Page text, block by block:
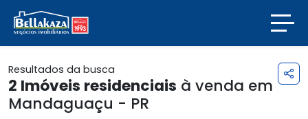
Resultados da busca
2 Imóveis residenciais à venda em
Mandaguaçu - PR